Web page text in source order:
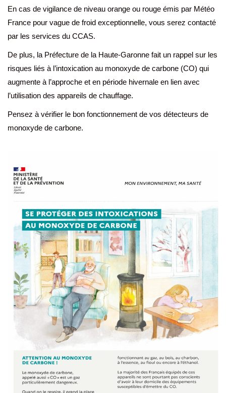
En cas de vigilance de niveau orange ou rouge émis par Météo
France pour vague de froid exceptionnelle, vous serez contacté
par les services du CCAS.
De plus, la Préfecture de la Haute-Garonne fait un rappel sur les
risques liés à l’intoxication au monoxyde de carbone (CO) qui
augmente à l’approche et en période hivernale en lien avec
l’utilisation des appareils de chauffage.
Pensez à vérifier le bon fonctionnement de vos détecteurs de
monoxyde de carbone.